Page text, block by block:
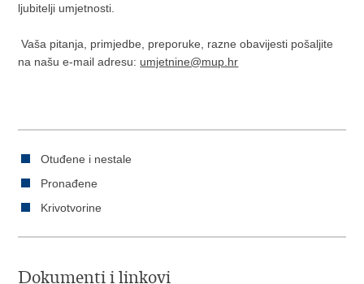
ljubitelji umjetnosti.
Vaša pitanja, primjedbe, preporuke, razne obavijesti pošaljite
na našu e-mail adresu: umjetnine@mup.hr
Otuđene i nestale
Pronađene
Krivotvorine
Dokumenti i linkovi